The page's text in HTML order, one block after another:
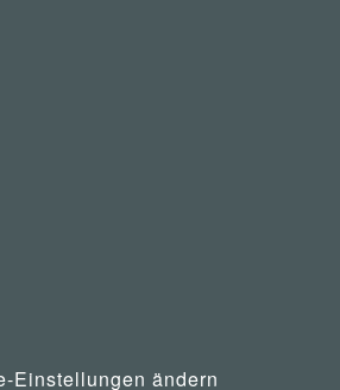
Einstellungen ändern